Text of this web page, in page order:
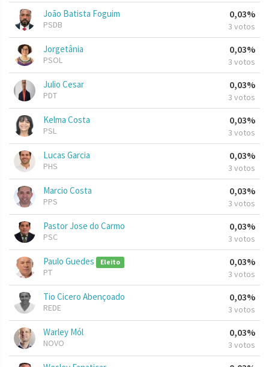
João Batista Foguim
PSDB
0,03%
3 votos
Jorgetânia
PSOL
0,03%
3 votos
Julio Cesar
PDT
0,03%
3 votos
Kelma Costa
PSL
0,03%
3 votos
Lucas Garcia
PHS
0,03%
3 votos
Marcio Costa
PPS
0,03%
3 votos
Pastor Jose do Carmo
PSC
0,03%
3 votos
Paulo Guedes Eleito
PT
0,03%
3 votos
Tio Cicero Abençoado
REDE
0,03%
3 votos
Warley Mól
NOVO
0,03%
3 votos